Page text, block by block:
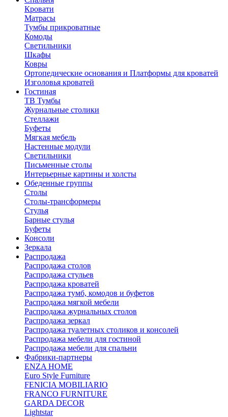
Кровати
Матрасы
Тумбы прикроватные
Комоды
Светильники
Шкафы
Ковры
Ортопедические основания и Платформы для кроватей
Изголовья кроватей
Гостиная
ТВ Тумбы
Журнальные столики
Стеллажи
Буфеты
Мягкая мебель
Настенные модули
Светильники
Письменные столы
Интерьерные картины и холсты
Обеденные группы
Столы
Столы-трансформеры
Стулья
Барные стулья
Буфеты
Консоли
Зеркала
Распродажа
Распродажа столов
Распродажа стульев
Распродажа кроватей
Распродажа тумб, комодов и буфетов
Распродажа мягкой мебели
Распродажа журнальных столов
Распродажа зеркал
Распродажа туалетных столиков и консолей
Распродажа мебели для гостиной
Распродажа мебели для спальни
Фабрики-партнеры
ENZA HOME
Euro Style Furniture
FENICIA MOBILIARIO
FRANCO FURNITURE
GARDA DECOR
Lightstar